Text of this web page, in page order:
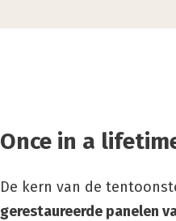
Once in a
De kern van de
gerestaureerde panelen